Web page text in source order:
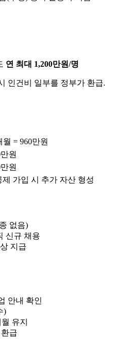
연 최대 1,200만원/명
인건비 일부를 정부가 환급.
= 960만원
원
원
가입 시 추가 자산 형성
없음)
신규 채용
지급
안내 확인
)
유지
급